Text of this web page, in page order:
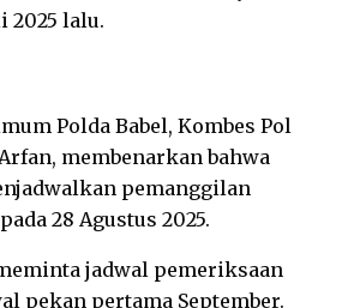
2025 lalu.
Polda Babel, Kombes Pol
membenarkan bahwa
pemanggilan
28 Agustus 2025.
jadwal pemeriksaan
pekan pertama September.